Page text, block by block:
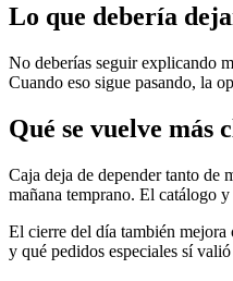
Lo que debería
No deberías seguir explicando
Cuando eso sigue pasando, la
Qué se vuelve más
Caja deja de depender tanto de
mañana temprano. El catálogo
El cierre del día también mejora
y qué pedidos especiales sí